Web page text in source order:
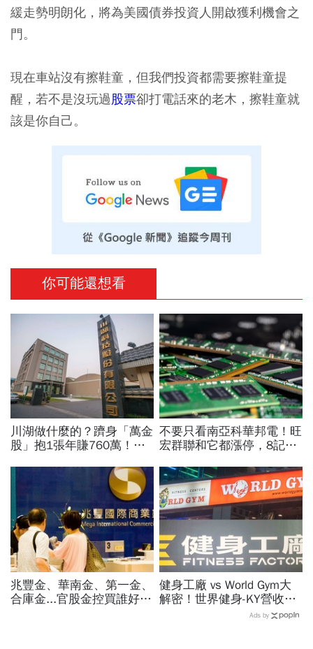
緩走勢明朗化，將為美國債券投資人開啟獲利機會之
門。
現在車站沒有擦鞋童，但我們投資都需要擦鞋童提
醒，若不是沒玩過股票卻打電話來的老木，擦鞋童就
該是你自己。
你可能還想看
川湖做什麼的？躋身「萬金
股」抱1張年賺760萬！傳
根鐵憑什麼賣這麼貴」？
不要只看南亞科華邦電！旺
宏群聯和它都漲停，8記憶
說時間就在今天，牛肉大塊
嗎
兆豐金、華南金、第一金、
合庫金...官股金控買誰好？
健身工廠 vs World Gym大
解密！世界健身-KY營收大
勝，獲利卻輸給柏文？教練
Ads by